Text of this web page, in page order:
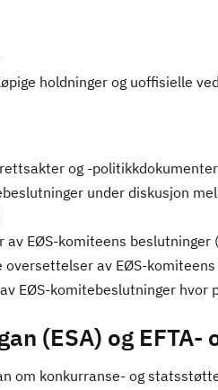
holdninger og uoffisielle
og -politikkdokumenter
under diskusjon
EØS-komiteens beslutninger
av EØS-komiteens
EØS-komitebeslutninger hvor
(ESA) og
om konkurranse- og